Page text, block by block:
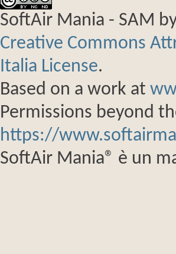
SoftAir Mania - SAM
Creative Commons
Italia License.
Based on a work at
Permissions beyond
https://
SoftAir Mania® è un